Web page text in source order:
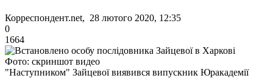
Корреспондент.net, 28 лютого 2020, 12:35
0
1664
Фото: скриншот видео
"Наступником" Зайцевої виявився випускник Юракадемії